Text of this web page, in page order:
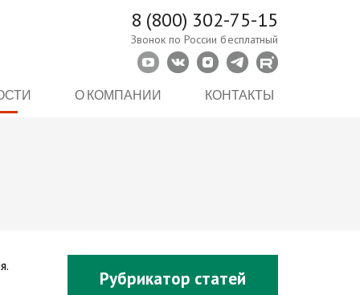
8 (800) 302-75-15
Звонок по России бесплатный
О КОМПАНИИ КОНТАКТЫ
Рубрикатор статей